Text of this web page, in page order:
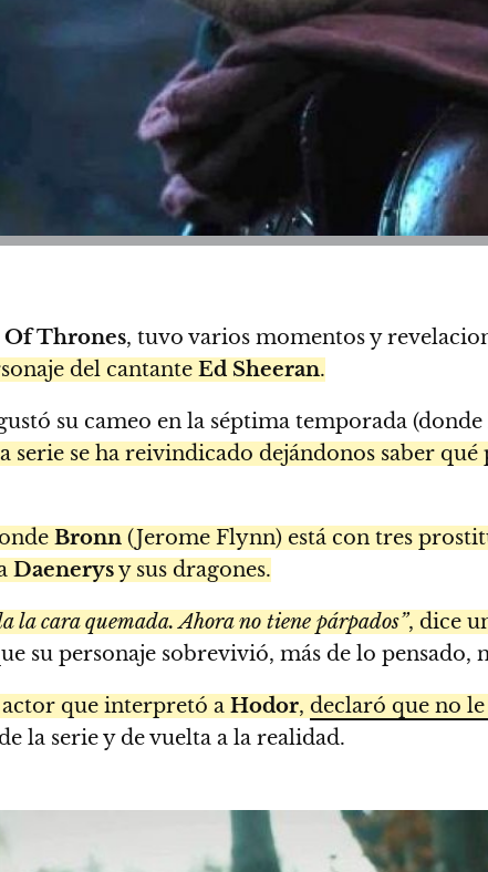
Of Thrones, tuvo varios momentos y
del cantante Ed Sheeran.
su cameo en la séptima temporada
serie se ha reivindicado dejándonos saber
Bronn (Jerome Flynn) está con tres
Daenerysy sus dragones.
la cara quemada. Ahora no tiene párpados”, dice
su personaje sobrevivió, más de lo pensado,
actor que interpretó a Hodor, declaró que no
la serie y de vuelta a la realidad.